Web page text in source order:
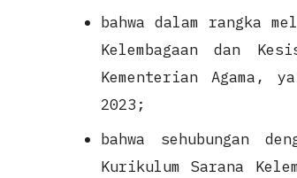
bahwa dalam rangka
Kelembagaan dan
Kementerian Agama,
2023;
bahwa
Kurikulum Sarana